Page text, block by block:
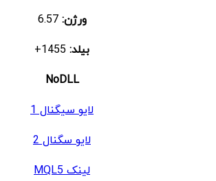
ورژن:6.57
بیلد:
NoDLL
لایو سیگنال 1
لایو سگنال 2
لینک MQL5